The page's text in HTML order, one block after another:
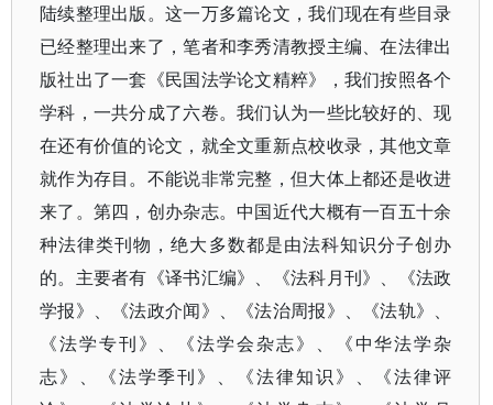
陆续整理出版。这一万多篇论文，我们现在有些目录
已经整理出来了，笔者和李秀清教授主编、在法律出
版社出了一套《民国法学论文精粹》，我们按照各个
学科，一共分成了六卷。我们认为一些比较好的、现
在还有价值的论文，就全文重新点校收录，其他文章
就作为存目。不能说非常完整，但大体上都还是收进
来了。第四，创办杂志。中国近代大概有一百五十余
种法律类刊物，绝大多数都是由法科知识分子创办
的。主要者有《译书汇编》、《法科月刊》、《法政
学报》、《法政介闻》、《法治周报》、《法轨》、
《法学专刊》、《法学会杂志》、《中华法学杂
志》、《法学季刊》、《法律知识》、《法律评